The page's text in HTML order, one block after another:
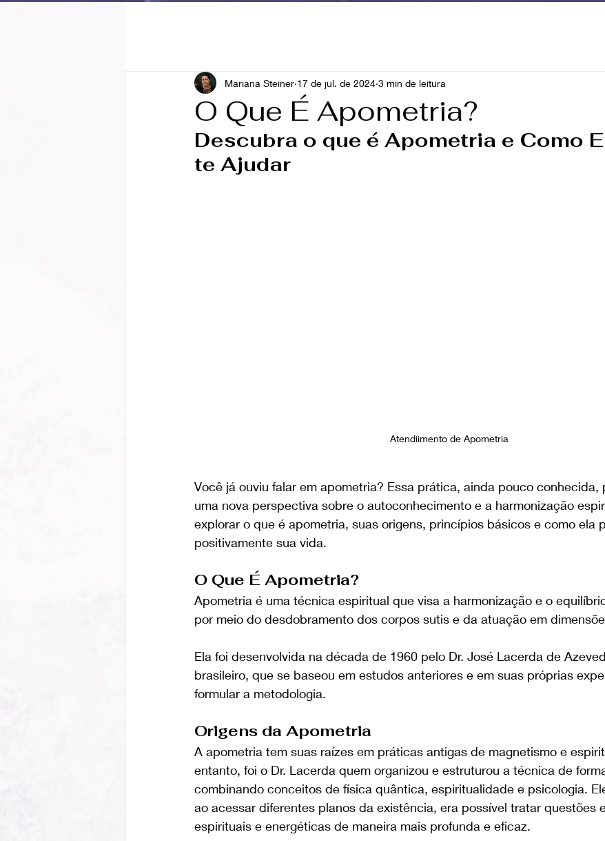
O Que É Apometria?
Mariana Steiner 17 de jul. de 2024 3 min de leitura
Descubra o que é Apometria e Como
te Ajudar
Atendiimento de Apometria
Você já ouviu falar em apometria? Essa prática, ainda pouco conhecida,
uma nova perspectiva sobre o autoconhecimento e a harmonização
explorar o que é apometria, suas origens, princípios básicos e como ela
positivamente sua vida.
O Que É Apometria?
Apometria é uma técnica espiritual que visa a harmonização e o
por meio do desdobramento dos corpos sutis e da atuação em
Ela foi desenvolvida na década de 1960 pelo Dr. José Lacerda de
brasileiro, que se baseou em estudos anteriores e em suas próprias
formular a metodologia.
Origens da Apometria
A apometria tem suas raízes em práticas antigas de magnetismo e
entanto, foi o Dr. Lacerda quem organizou e estruturou a técnica de
combinando conceitos de física quântica, espiritualidade e psicologia.
ao acessar diferentes planos da existência, era possível tratar questões
espirituais e energéticas de maneira mais profunda e eficaz.